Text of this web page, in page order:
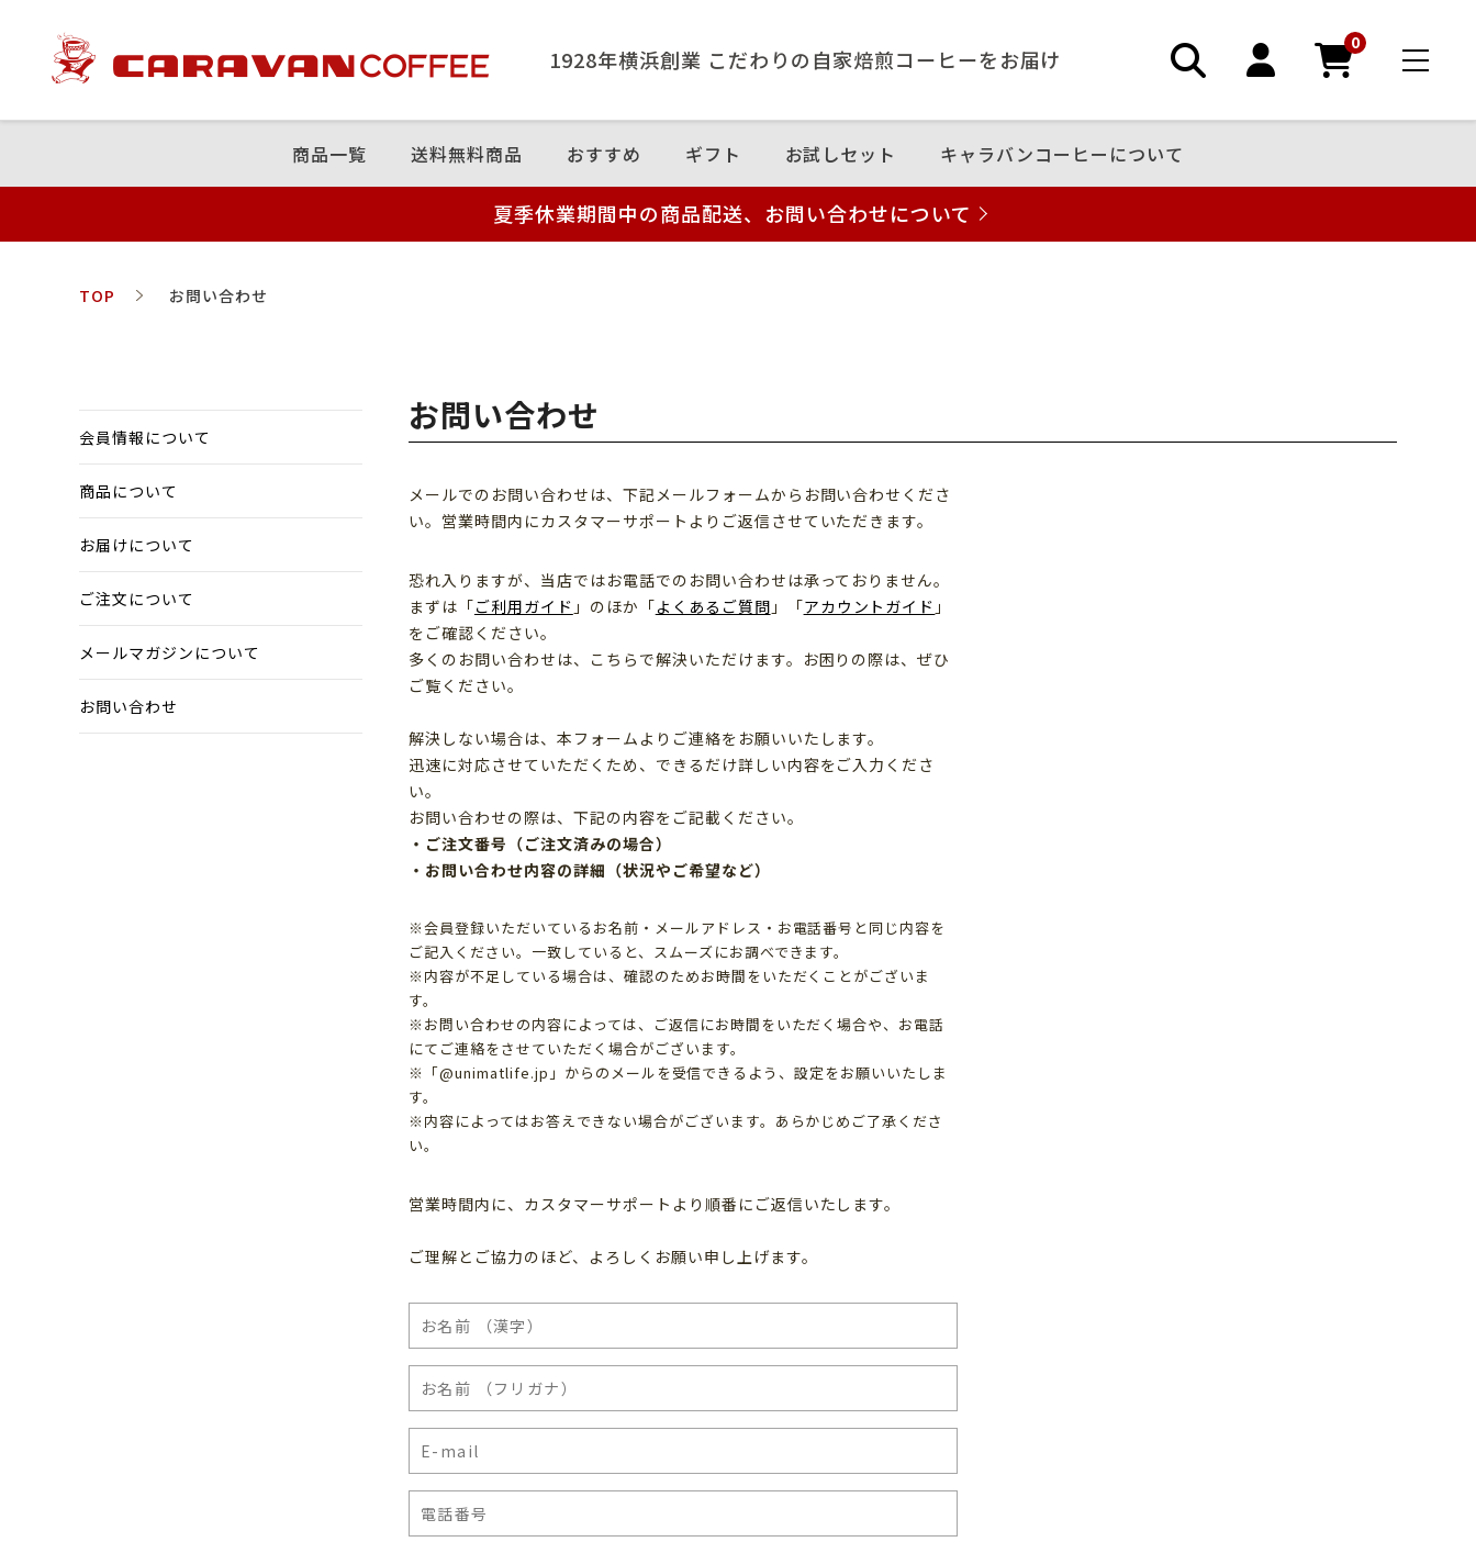
1928年横浜創業 こだわりの⾃家焙煎コーヒーをお届け
0
商品⼀覧 送料無料商品 おすすめ ギフト お試しセット キャラバンコーヒーについて
夏季休業期間中の商品配送、お問い合わせについて
TOP お問い合わせ
お問い合わせ
メールでのお問い合わせは、下記メールフォームからお問い合わせくださ
い。営業時間内にカスタマーサポートよりご返信させていただきます。
恐れ入りますが、当店ではお電話でのお問い合わせは承っておりません。
まずは「ご利用ガイド 」のほか「よくあるご質問 」「アカウントガイド 」
をご確認ください。
多くのお問い合わせは、こちらで解決いただけます。お困りの際は、ぜひ
ご覧ください。
解決しない場合は、本フォームよりご連絡をお願いいたします。
迅速に対応させていただくため、できるだけ詳しい内容をご入力くださ
い。
お問い合わせの際は、下記の内容をご記載ください。
・ご注文番号（ご注文済みの場合）
・お問い合わせ内容の詳細（状況やご希望など）
※会員登録いただいているお名前・メールアドレス・お電話番号と同じ内容を
ご記入ください。一致していると、スムーズにお調べできます。
※内容が不足している場合は、確認のためお時間をいただくことがございま
す。
※お問い合わせの内容によっては、ご返信にお時間をいただく場合や、お電話
にてご連絡をさせていただく場合がございます。
※「@unimatlife.jp」からのメールを受信できるよう、設定をお願いいたしま
す。
※内容によってはお答えできない場合がございます。あらかじめご了承くださ
い。
営業時間内に、カスタマーサポートより順番にご返信いたします。
ご理解とご協力のほど、よろしくお願い申し上げます。
会員情報について
商品について
お届けについて
ご注文について
メールマガジンについて
お問い合わせ